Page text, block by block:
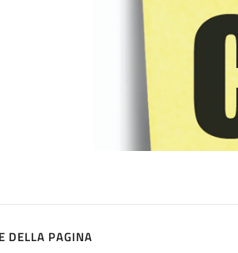
DELLA PAGINA